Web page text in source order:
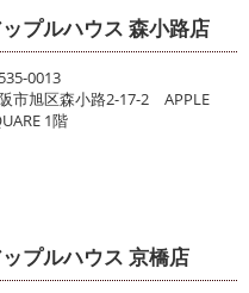
プルハウス 森小路店
0013
市旭区森小路2-17-2 APPLE
1階
プルハウス 京橋店